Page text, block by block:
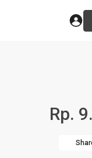
Rp.